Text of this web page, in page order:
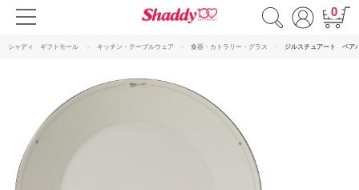
0
シャディ ギフトモール キッチン・テーブルウェア 食器・カトラリー・グラス ジルスチュアート ペア